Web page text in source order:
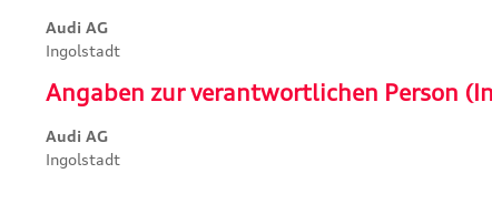
Audi AG
Ingolstadt
Angaben zur verantwortlichen Person
Audi AG
Ingolstadt